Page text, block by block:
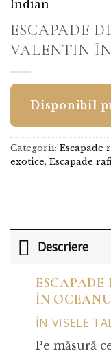
ESCAPADE
VALENTIN
Disponibil
Categorii: Escapade
exotice, Escapade
Descriere
ESCAPADE
ÎN
ÎN VISELE
Pe măsură